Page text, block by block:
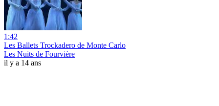
1:42
Les Ballets Trockadero de Monte Carlo
Les Nuits de Fourvière
il y a 14 ans